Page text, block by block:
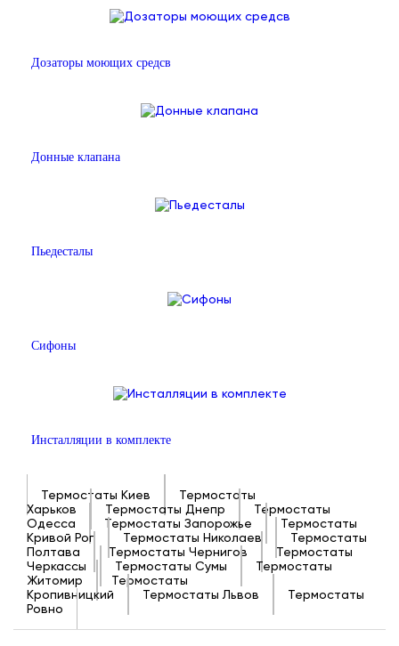
Дозаторы моющих средсв
Донные клапана
Пьедесталы
Сифоны
Инсталляции в комплекте
Термостаты Киев
Термостаты
Харьков
Термостаты Днепр
Термостаты
Одесса
Термостаты Запорожье
Термостаты
Кривой Рог
Термостаты Николаев
Термостаты
Полтава
Термостаты Чернигов
Термостаты
Черкассы
Термостаты Сумы
Термостаты
Житомир
Термостаты
Кропивницкий
Термостаты Львов
Термостаты
Ровно